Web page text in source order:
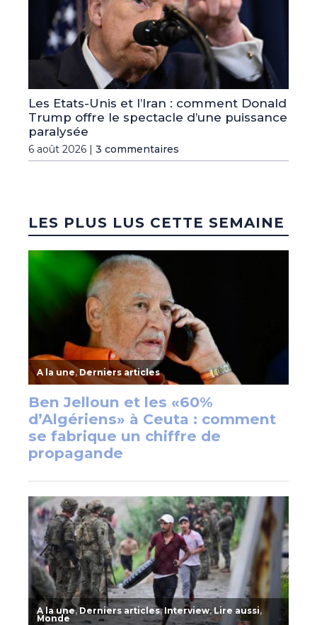
Les Etats-Unis et l’Iran : comment Donald
Trump offre le spectacle d’une puissance
paralysée
6 août 2026 | 3 commentaires
LES PLUS LUS CETTE SEMAINE